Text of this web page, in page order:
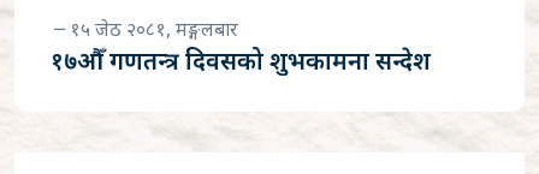
१५ जेठ २०८१, मङ्गलबार
१७औँ गणतन्त्र दिवसको शुभकामना सन्देश